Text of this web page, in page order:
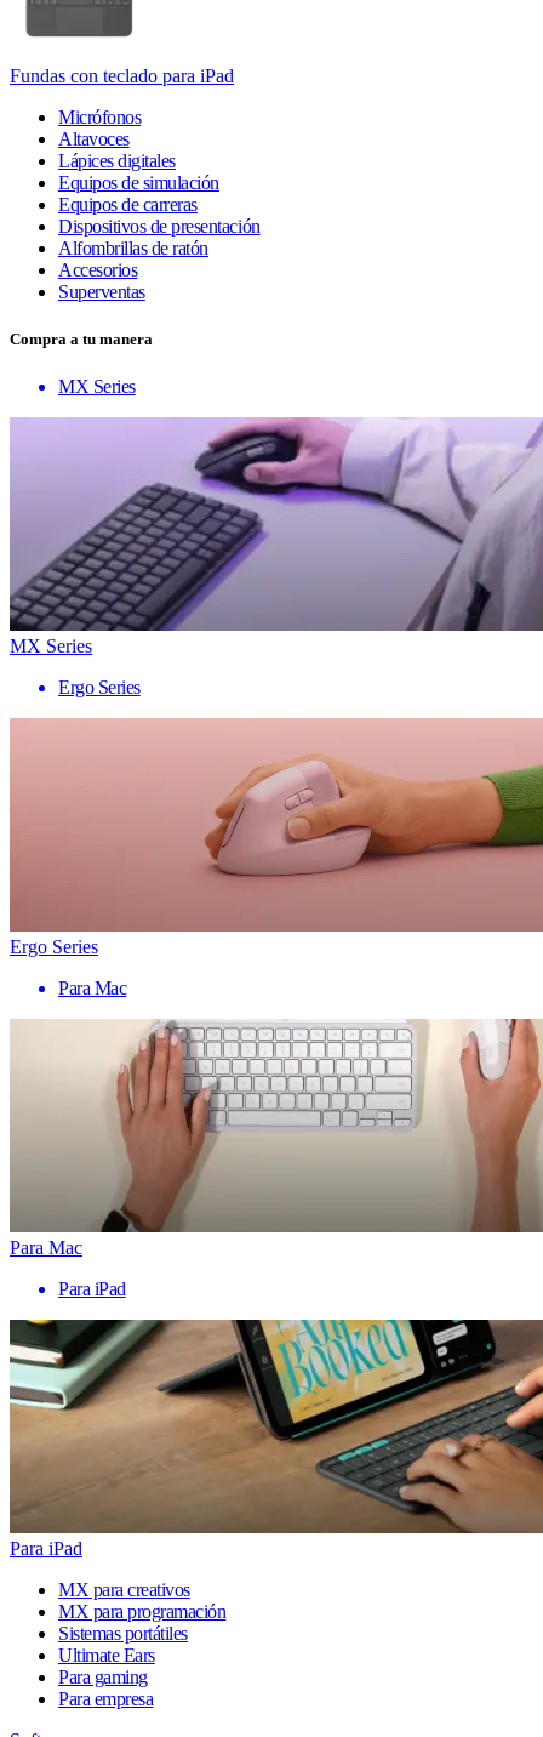
Fundas con teclado para iPad
Micrófonos
Altavoces
Lápices digitales
Equipos de simulación
Equipos de carreras
Dispositivos de presentación
Alfombrillas de ratón
Accesorios
Superventas
Compra a tu manera
MX Series
MX Series
Ergo Series
Ergo Series
Para Mac
Para Mac
Para iPad
Para iPad
MX para creativos
MX para programación
Sistemas portátiles
Ultimate Ears
Para gaming
Para empresa